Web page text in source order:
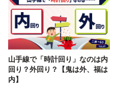
山手線で「時計回り」なのは内
回り？外回り？【鬼は外、福は
内】